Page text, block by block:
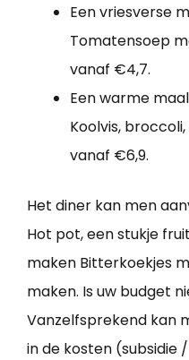
Een vriesverse
Tomatensoep
vanaf €4,7.
Een warme
Koolvis,
vanaf €6,9.
Het diner kan men
Hot pot, een stukje
maken Bitterkoekjes
maken. Is uw budget
Vanzelfsprekend kan
in de kosten (subsidie